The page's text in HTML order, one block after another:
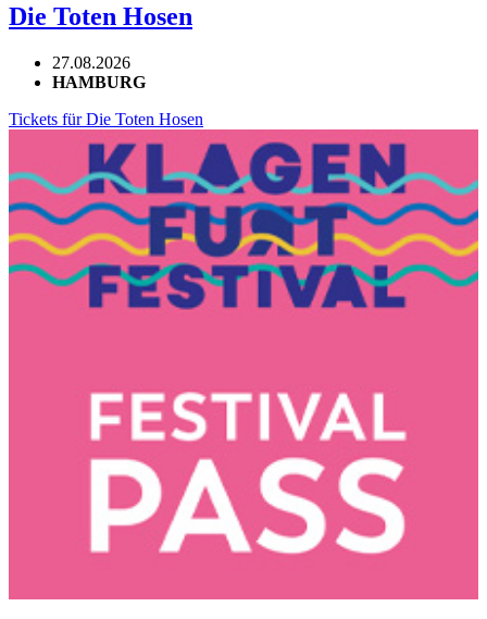
Die Toten Hosen
27.08.2026
HAMBURG
Tickets für Die Toten Hosen